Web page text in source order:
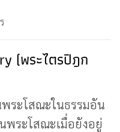
(พระไตรปิฎก
ระโสณะในธรรมอัน
ระโสณะเมื่อยังอยู่